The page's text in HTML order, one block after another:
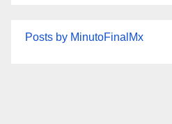
Posts by MinutoFinalMx